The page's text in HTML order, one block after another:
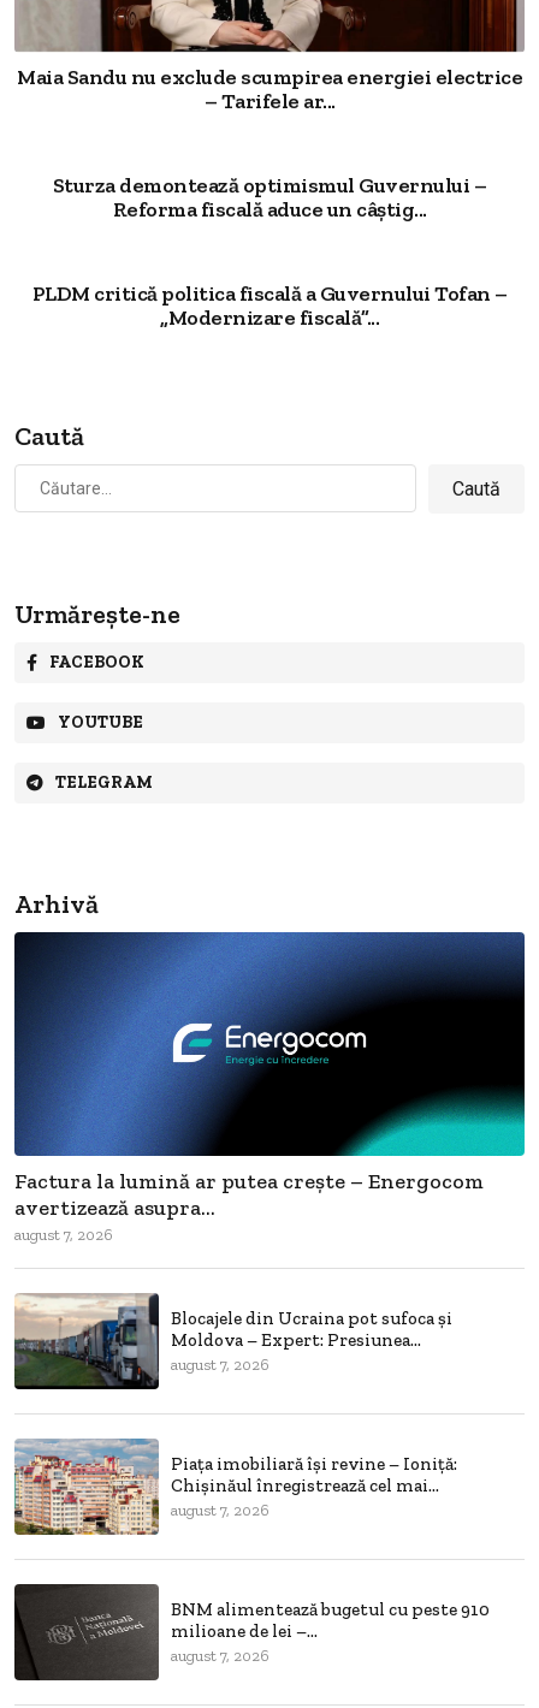
Maia Sandu nu exclude scumpirea energiei electrice
– Tarifele ar...
Sturza demontează optimismul Guvernului –
Reforma fiscală aduce un câștig...
PLDM critică politica fiscală a Guvernului Tofan –
„Modernizare fiscală”...
Caută
Caută
după:
Urmărește-ne
FACEBOOK
YOUTUBE
TELEGRAM
Arhivă
Factura la lumină ar putea crește – Energocom
avertizează asupra...
august 7, 2026
Blocajele din Ucraina pot sufoca și
Moldova – Expert: Presiunea...
august 7, 2026
Piața imobiliară își revine – Ioniță:
Chișinăul înregistrează cel mai...
august 7, 2026
BNM alimentează bugetul cu peste 910
milioane de lei –...
august 7, 2026